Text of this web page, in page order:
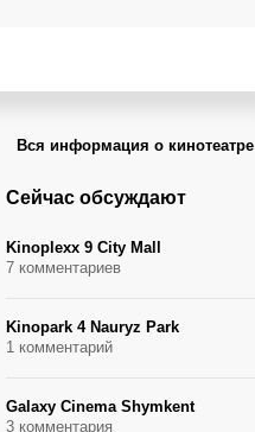
Вся информация о кинотеатре
Сейчас обсуждают
Kinoplexx 9 City Mall
7 комментариев
Kinopark 4 Nauryz Park
1 комментарий
Galaxy Cinema Shymkent
3 комментария